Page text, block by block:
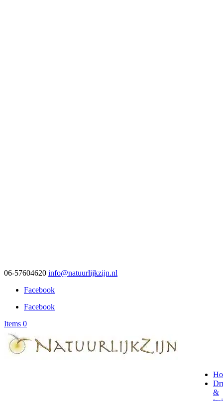
06-57604620 info@natuurlijkzijn.nl
Facebook
Facebook
Items 0
&